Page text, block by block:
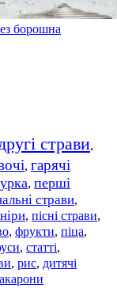
борошна
страви,
, гарячі
, перші
страви,
, пісні страви,
, фрукти, піца,
, статті,
, рис, дитячі